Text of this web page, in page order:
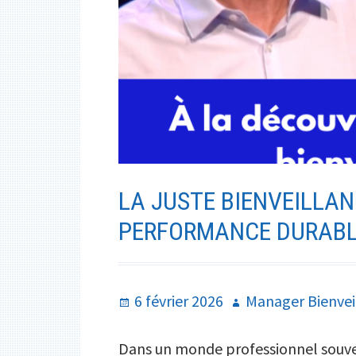
LA JUSTE
PERFORMANCE
Publié
6 février 2026 Auteur
Manager
Dans un monde professionnel